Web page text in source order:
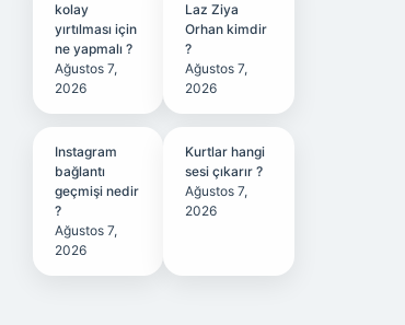
kolay
yırtılması için
ne yapmalı ?
Ağustos 7,
2026
Laz Ziya
Orhan kimdir
?
Ağustos 7,
2026
Instagram
bağlantı
geçmişi nedir
?
Ağustos 7,
2026
Kurtlar hangi
sesi çıkarır ?
Ağustos 7,
2026